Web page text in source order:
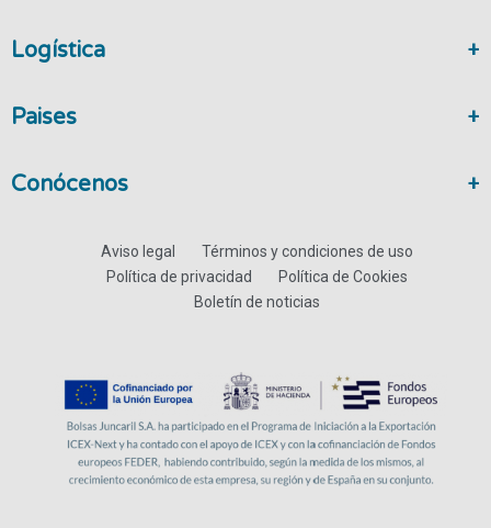
Logística
Paises
Conócenos
Aviso legal
Términos y condiciones de uso
Política de privacidad
Política de Cookies
Boletín de noticias